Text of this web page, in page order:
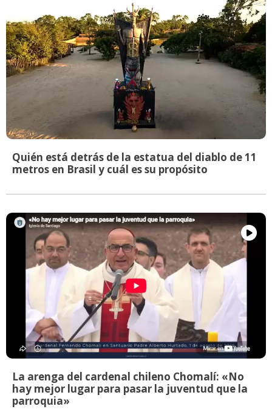
Quién está detrás de la estatua del diablo de 11
metros en Brasil y cuál es su propósito
La arenga del cardenal chileno Chomalí: «No
hay mejor lugar para pasar la juventud que la
parroquia»